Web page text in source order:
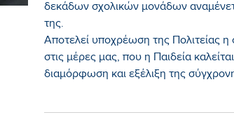
δεκάδων σχολικών μονάδων
της.
Αποτελεί υποχρέωση της Πολιτείας η
στις μέρες μας, που η Παιδεία
διαμόρφωση και εξέλιξη της